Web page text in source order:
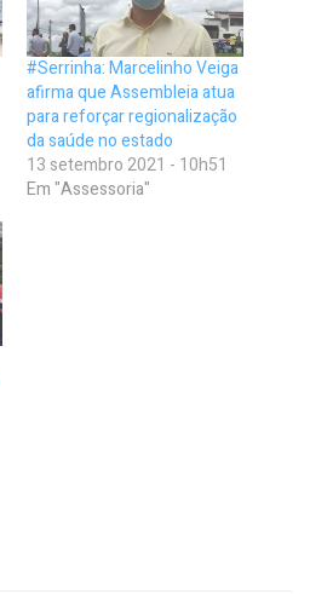
#Serrinha: Marcelinho Veiga
afirma que Assembleia atua
para reforçar regionalização
da saúde no estado
13 setembro 2021 - 10h51
Em "Assessoria"